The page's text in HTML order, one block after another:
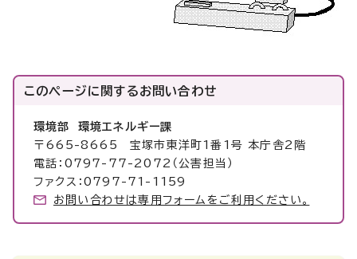
このページに関するお問い合わせ
環境部 環境エネルギー課
〒665-8665 宝塚市東洋町1番1号 本庁舎2階
電話：0797-77-2072（公害担当）
ファクス：0797-71-1159
お問い合わせは専用フォームをご利用ください。